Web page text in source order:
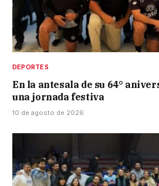
DEPORTES
En la antesala de su 64°
una jornada festiva
10 de agosto de 2026